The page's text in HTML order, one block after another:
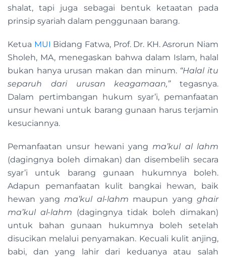
shalat, tapi juga sebagai bentuk ketaatan pada
prinsip syariah dalam penggunaan barang.
Ketua MUI Bidang Fatwa, Prof. Dr. KH. Asrorun Niam
Sholeh, MA, menegaskan bahwa dalam Islam, halal
bukan hanya urusan makan dan minum. “Halal itu
separuh dari urusan keagamaan,”tegasnya.
Dalam pertimbangan hukum syar’i, pemanfaatan
unsur hewani untuk barang gunaan harus terjamin
kesuciannya.
Pemanfaatan unsur hewani yangma’kul al lahm
(dagingnya boleh dimakan) dan disembelih secara
syar’i untuk barang gunaan hukumnya boleh.
Adapun pemanfaatan kulit bangkai hewan, baik
hewan yang ma’kul al-lahm maupun yang ghair
ma’kul al-lahm (dagingnya tidak boleh dimakan)
untuk bahan gunaan hukumnya boleh setelah
disucikan melalui penyamakan. Kecuali kulit anjing,
babi, dan yang lahir dari keduanya atau salah